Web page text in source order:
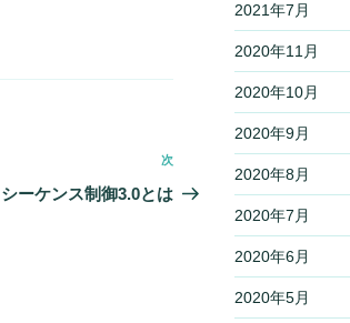
次
の
次
シーケンス制御3.0とは
2021年7月
2020年11月
2020年10月
2020年9月
2020年8月
2020年7月
2020年6月
2020年5月